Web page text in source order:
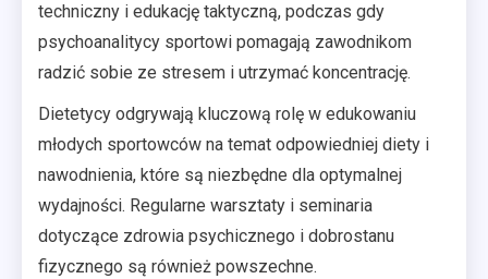
techniczny i edukację taktyczną, podczas gdy
psychoanalitycy sportowi pomagają zawodnikom
radzić sobie ze stresem i utrzymać koncentrację.
Dietetycy odgrywają kluczową rolę w edukowaniu
młodych sportowców na temat odpowiedniej diety i
nawodnienia, które są niezbędne dla optymalnej
wydajności. Regularne warsztaty i seminaria
dotyczące zdrowia psychicznego i dobrostanu
fizycznego są również powszechne.